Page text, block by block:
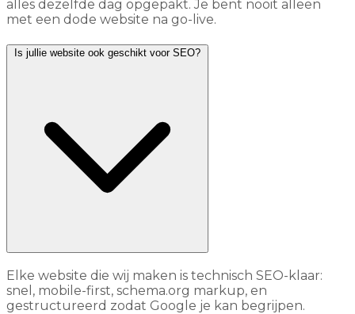
alles dezelfde dag opgepakt. Je bent nooit alleen
met een dode website na go-live.
Is jullie website ook geschikt voor SEO?
Elke website die wij maken is technisch SEO-klaar:
snel, mobile-first, schema.org markup, en
gestructureerd zodat Google je kan begrijpen.